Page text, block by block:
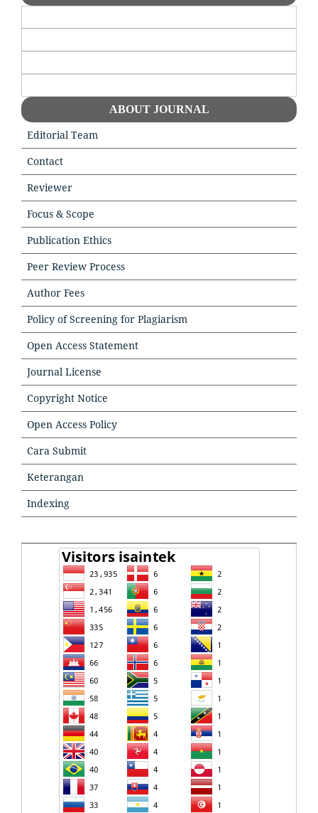
ABOUT JOURNAL
Editorial Team
Contact
Reviewer
Focus & Scope
Publication Ethics
Peer Review Process
Author Fees
Policy of Screening for Plagiarism
Open Access Statement
Journal License
Copyright Notice
Open Access Policy
Cara Submit
Keterangan
Indexing